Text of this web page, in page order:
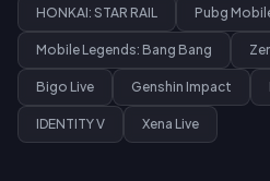
HONKAI: STAR RAIL Pubg
Mobile Legends: Bang Bang
Bigo Live Genshin Impact
IDENTITY V Xena Live